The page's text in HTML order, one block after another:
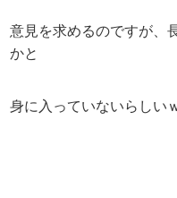
意見を求めるのですが、
かと
身に入っていないらしい